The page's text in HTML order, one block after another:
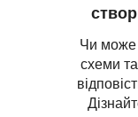
Чи може
схеми